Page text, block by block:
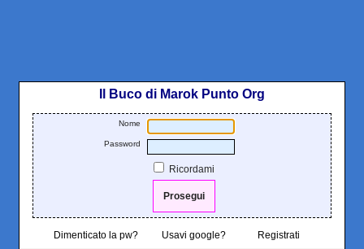
Il Buco di Marok Punto Org
Nome
Password
Ricordami
Dimenticato la pw? Usavi google? Registrati